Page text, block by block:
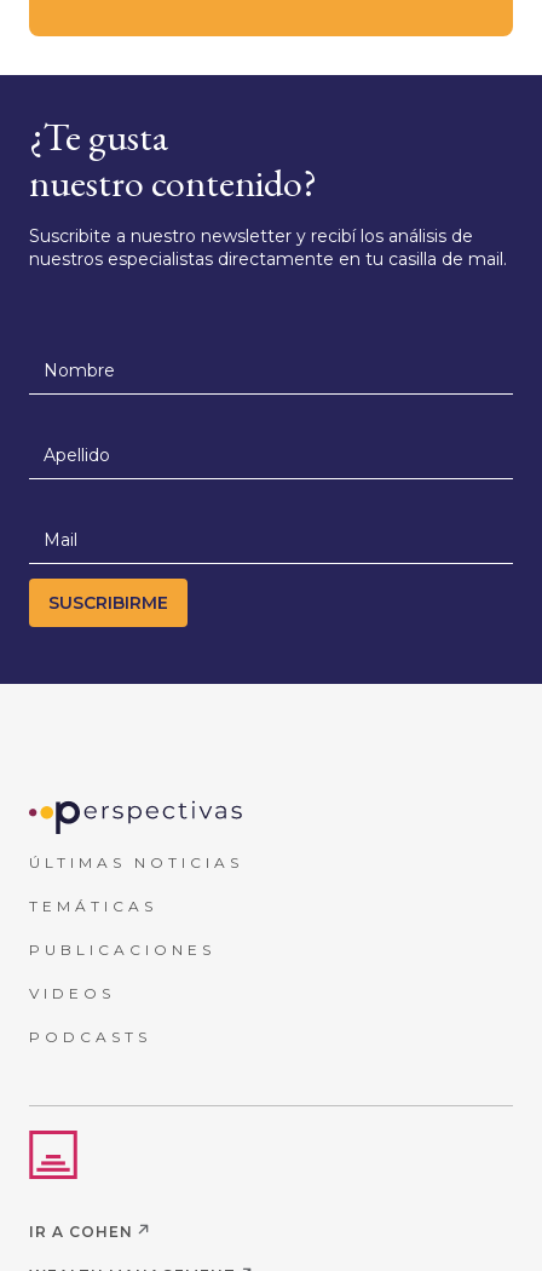
¿Te gusta
nuestro contenido?
Suscribite a nuestro newsletter y recibí los análisis de
nuestros especialistas directamente en tu casilla de mail.
ÚLTIMAS NOTICIAS
TEMÁTICAS
PUBLICACIONES
VIDEOS
PODCASTS
IR A COHEN